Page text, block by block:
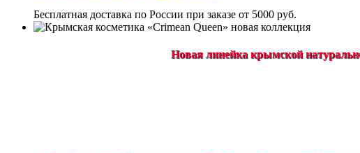
Бесплатная доставка по России при заказе от 5000 руб.
Новая линейка крымской